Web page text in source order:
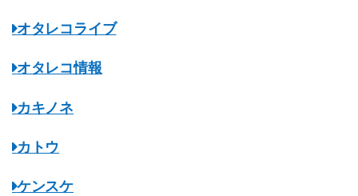
オタレコライブ
オタレコ情報
カキノネ
カトウ
ケンスケ